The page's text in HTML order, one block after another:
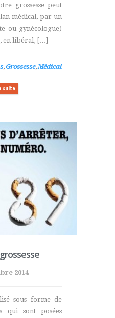
grossesse peut
médical, par un
ou gynécologue)
en libéral, […]
,Grossesse, Médical
suite
2014
sous forme de
qui sont posées